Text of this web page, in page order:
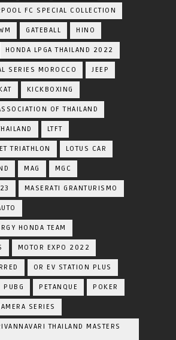
FC SPECIAL COLLECTION
GATEBALL HINO
HONDA LPGA THAILAND 2022
SERIES MOROCCO JEEP
KICKBOXING
OF THAILAND
LTFT
TRIATHLON LOTUS CAR
MAG MGC
MASERATI GRANTURISMO
HONDA TEAM
MOTOR EXPO 2022
OR EV STATION PLUS
PUBG PETANQUE POKER
SERIES
THAILAND MASTERS